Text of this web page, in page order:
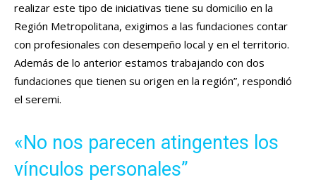
realizar este tipo de iniciativas tiene su domicilio en la
Región Metropolitana, exigimos a las fundaciones contar
con profesionales con desempeño local y en el territorio.
Además de lo anterior estamos trabajando con dos
fundaciones que tienen su origen en la región”, respondió
el seremi.
«No nos parecen atingentes los
vínculos personales”